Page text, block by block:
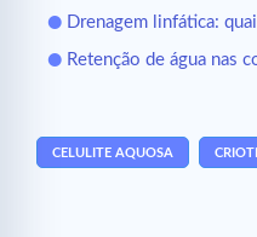
Drenagem linfática:
Retenção de água nas
CELULITE AQUOSA